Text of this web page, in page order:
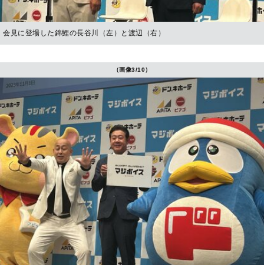
会見に登場した錦鯉の長谷川（左）と渡辺（右）
（画像3/10）